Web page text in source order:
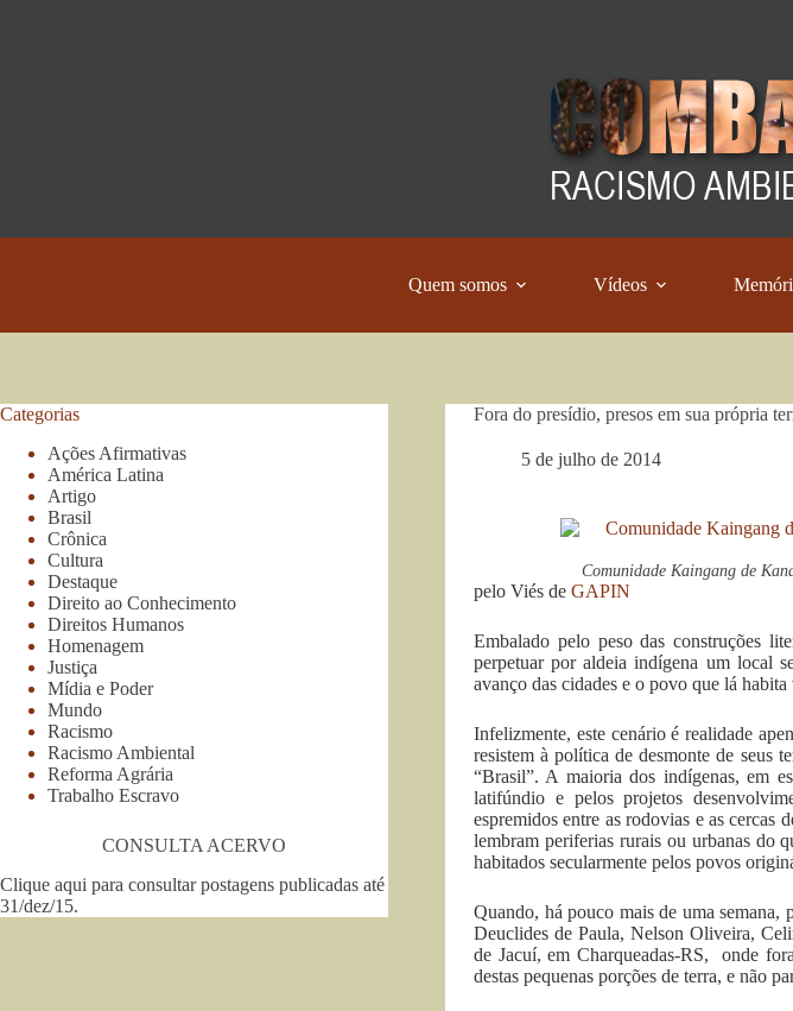
Quem somos Vídeos
Fora do presídio, presos em sua própria
5 de julho de 2014
Comunidade Kaingang de
pelo Viés de GAPIN
Embalado pelo peso das construções
perpetuar por aldeia indígena um local
avanço das cidades e o povo que lá
Infelizmente, este cenário é realidade
resistem à política de desmonte de seus
“Brasil”. A maioria dos indígenas, em
latifúndio e pelos projetos
espremidos entre as rodovias e as cercas
lembram periferias rurais ou urbanas do
habitados secularmente pelos povos
Quando, há pouco mais de uma
Deuclides de Paula, Nelson Oliveira,
de Jacuí, em Charqueadas-RS, onde
destas pequenas porções de terra, e não
Categorias
Ações Afirmativas
América Latina
Artigo
Brasil
Crônica
Cultura
Destaque
Direito ao Conhecimento
Direitos Humanos
Homenagem
Justiça
Mídia e Poder
Mundo
Racismo
Racismo Ambiental
Reforma Agrária
Trabalho Escravo
CONSULTA ACERVO
Clique aqui para consultar postagens publicadas até
31/dez/15.